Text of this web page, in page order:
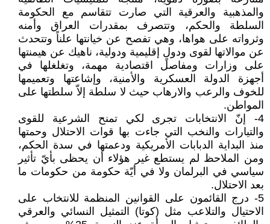
والمذهبية والعرقية التي صارت تتقاسم مع الحكومة
السلطة والحكم، وتتصرف بمقدرات العراق وأمنه
وثرواته على هواها، وهي تفصح عن خيانتها علناً وتتحدث
عن موالاتها لقوى ودولٍ إقليمية ودولية، ناهيك عن هيمنتها
على وزارات ومفاصل اقتصادية مهمة، وتغلغلها في
أجهزة الدولة العسكرية والأمنية، وإشاعتها وتعميمها
للخوف والرعب والارهاب حيث لا سلطة إلاّ سلطتها على
المواطن.
4- إنّ الانتخابات تجرى لكي تمنح الشرعية للقوى
والتيارات والنخب التي جاءت بها قوات الاحتلال وحمتها
منذ البداية الدبابات الأمريكية ودعمتها في سدة الحكم،
ومن الملاحظ لم يستطع غير هؤلاء أن يحظى بأيّ تأثير
سياسي في البرلمان ولا في أيّة حكومة من حكومات ما
بعد الاحتلال.
5- درج القائمون على القوانين المنظمة للانتخاب على
الاحتيال والتلاعب مثل (كوتا) التمثيل النسائي والعرقي